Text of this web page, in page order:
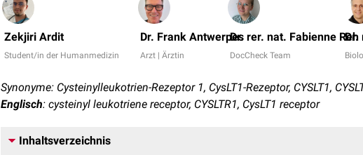
Zekjiri Ardit
Student/in der Humanmedizin
Dr. Frank Antwerpes
Arzt | Ärztin
Dr. rer. nat. Fabienne Reh
DocCheck Team
Dr.
Synonyme: Cysteinylleukotrien-Rezeptor 1, CysLT1-Rezeptor, CYSLT1,
Englisch: cysteinyl leukotriene receptor, CYSLTR1, CysLT1 receptor
Inhaltsverzeichnis